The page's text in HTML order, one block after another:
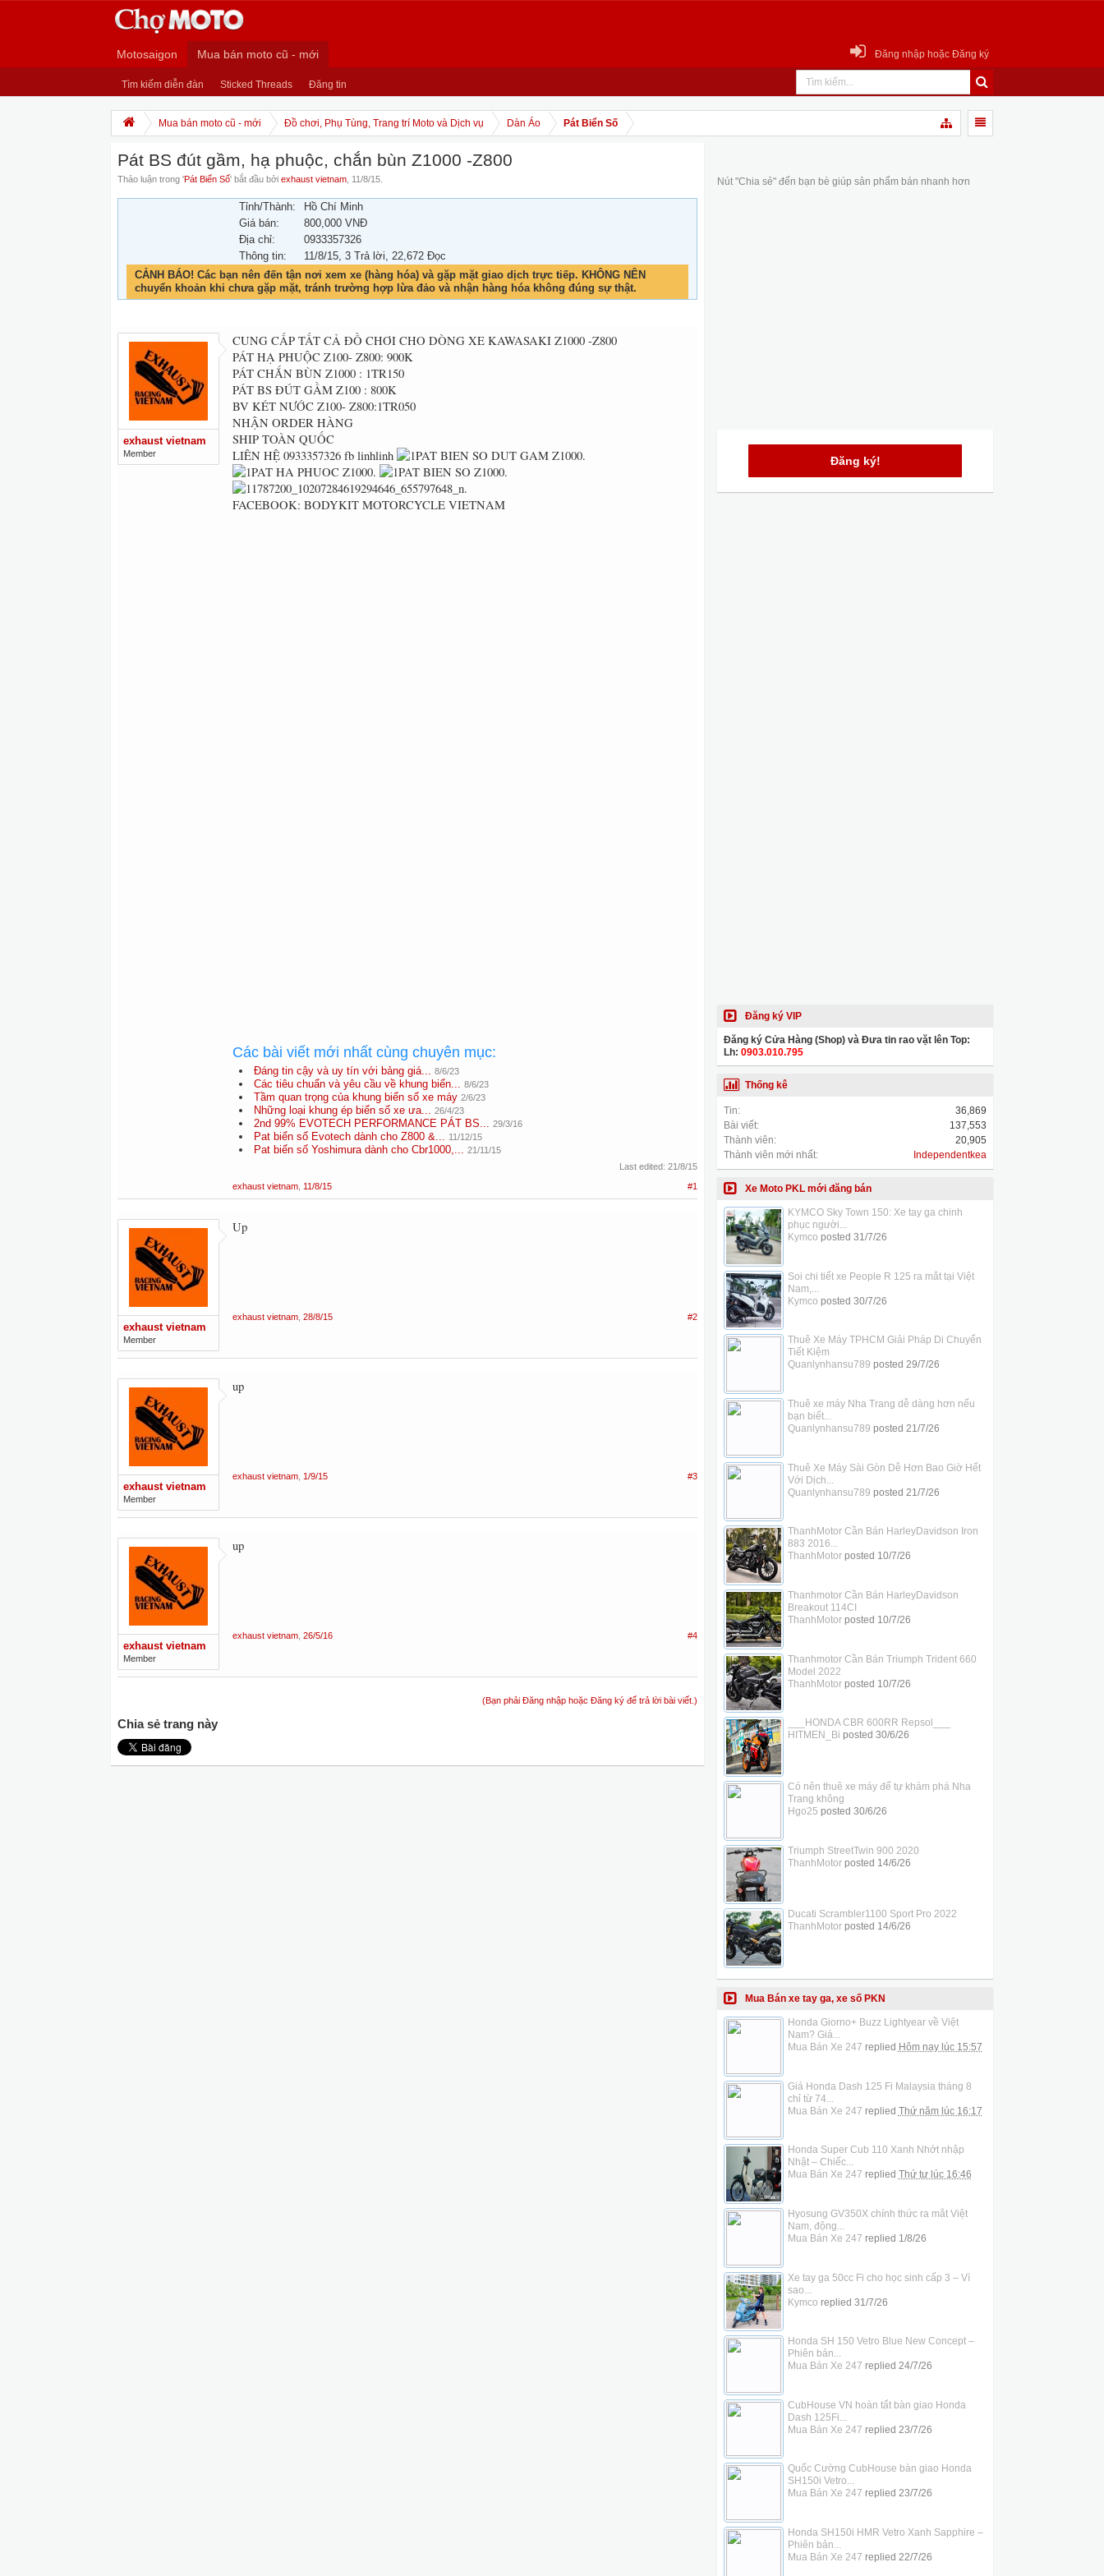
Motosaigon Mua bán moto cũ - mới
Tìm kiếm diễn đàn Sticked Threads Đăng tin
Đăng nhập hoặc Đăng ký
Mua bán moto cũ - mới Đồ chơi, Phụ Tùng, Trang trí Moto và Dịch vụ Dàn Áo Pát Biển Số
Pát BS đút gầm, hạ phuộc, chắn bùn Z1000 -Z800
Thảo luận trong 'Pát Biển Số' bắt đầu bởi exhaust vietnam 11/8/15
Tỉnh/Thành:
Hồ Chí Minh
Giá bán:
800,000 VNĐ
Địa chỉ:
0933357326
Thông tin:
11/8/15, 3 Trả lời, 22,672 Đọc
CẢNH BÁO! Các bạn nên đến tận nơi xem xe (hàng hóa) và gặp mặt giao dịch trực tiếp. KHÔNG NÊN
chuyển khoản khi chưa gặp mặt, tránh trường hợp lừa đảo và nhận hàng hóa không đúng sự thật.
exhaust vietnam
Member
CUNG CẤP TẤT CẢ ĐỒ CHƠI CHO DÒNG XE KAWASAKI Z1000 -Z800
PÁT HẠ PHUỘC Z100- Z800: 900K
PÁT CHẮN BÙN Z1000 : 1TR150
PÁT BS ĐÚT GẦM Z100 : 800K
BV KÉT NƯỚC Z100- Z800:1TR050
NHẬN ORDER HÀNG
SHIP TOÀN QUỐC
LIÊN HỆ 0933357326 fb linhlinh
FACEBOOK: BODYKIT MOTORCYCLE VIETNAM
Các bài viết mới nhất cùng chuyên mục:
Đáng tin cậy và uy tín với bảng giá... 8/6/23
Các tiêu chuẩn và yêu cầu về khung biển... 8/6/23
Tầm quan trọng của khung biển số xe máy 2/6/23
Những loại khung ép biển số xe ưa... 26/4/23
2nd 99% EVOTECH PERFORMANCE PÁT BS... 29/3/16
Pat biển số Evotech dành cho Z800 &... 11/12/15
Pat biển số Yoshimura dành cho Cbr1000,... 21/11/15
Last edited: 21/8/15
exhaust vietnam 11/8/15 #1
exhaust vietnam
Member
Up
exhaust vietnam 28/8/15 #2
exhaust vietnam
Member
up
exhaust vietnam 1/9/15 #3
exhaust vietnam
Member
up
exhaust vietnam 26/5/16 #4
(Bạn phải Đăng nhập hoặc Đăng ký để trả lời bài viết.)
Chia sẻ trang này
Nút "Chia sẻ" đến bạn bè giúp sản phẩm bán nhanh hơn
Đăng ký!
Đăng ký VIP
Đăng ký Cửa Hàng (Shop) và Đưa tin rao vặt lên Top:
Lh: 0903.010.795
Thống kê
Tin:
36,869
Bài viết:
137,553
Thành viên:
20,905
Thành viên mới nhất:
Independentkea
Xe Moto PKL mới đăng bán
KYMCO Sky Town 150: Xe tay ga chinh
phục người...
Kymco posted 31/7/26
Soi chi tiết xe People R 125 ra mắt tại Việt
Nam,...
Kymco posted 30/7/26
Thuê Xe Máy TPHCM Giải Pháp Di Chuyển
Tiết Kiệm
Quanlynhansu789 posted 29/7/26
Thuê xe máy Nha Trang dễ dàng hơn nếu
bạn biết...
Quanlynhansu789 posted 21/7/26
Thuê Xe Máy Sài Gòn Dễ Hơn Bao Giờ Hết
Với Dịch...
Quanlynhansu789 posted 21/7/26
ThanhMotor Cần Bán HarleyDavidson Iron
883 2016...
ThanhMotorposted 10/7/26
Thanhmotor Cần Bán HarleyDavidson
Breakout 114CI
ThanhMotorposted 10/7/26
Thanhmotor Cần Bán Triumph Trident 660
Model 2022
ThanhMotorposted 10/7/26
___HONDA CBR 600RR Repsol___
HITMEN_Bi posted 30/6/26
Có nên thuê xe máy để tự khám phá Nha
Trang không
Hgo25 posted 30/6/26
Triumph StreetTwin 900 2020
ThanhMotorposted 14/6/26
Ducati Scrambler1100 Sport Pro 2022
ThanhMotorposted 14/6/26
Mua Bán xe tay ga, xe số PKN
Honda Giorno+ Buzz Lightyear về Việt
Nam? Giá...
Mua Bán Xe 247 replied Hôm nay lúc 15:57
Giá Honda Dash 125 Fi Malaysia tháng 8
chỉ từ 74...
Mua Bán Xe 247 replied Thứ năm lúc 16:17
Honda Super Cub 110 Xanh Nhớt nhập
Nhật – Chiếc...
Mua Bán Xe 247 replied Thứ tư lúc 16:46
Hyosung GV350X chính thức ra mắt Việt
Nam, động...
Mua Bán Xe 247 replied 1/8/26
Xe tay ga 50cc Fi cho học sinh cấp 3 – Vì
sao...
Kymco replied 31/7/26
Honda SH 150 Vetro Blue New Concept –
Phiên bản...
Mua Bán Xe 247 replied 24/7/26
CubHouse VN hoàn tất bàn giao Honda
Dash 125Fi...
Mua Bán Xe 247 replied 23/7/26
Quốc Cường CubHouse bàn giao Honda
SH150i Vetro...
Mua Bán Xe 247 replied 23/7/26
Honda SH150i HMR Vetro Xanh Sapphire –
Phiên bản...
Mua Bán Xe 247 replied 22/7/26